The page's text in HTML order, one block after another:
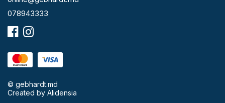
078943333
© gebhardt.md
Created by Alidensia